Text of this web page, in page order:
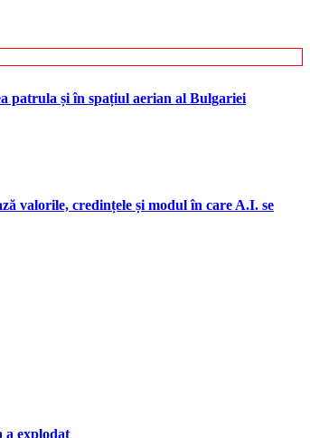
patrula și în spațiul aerian al Bulgariei
valorile, credințele și modul în care A.I. se
a explodat